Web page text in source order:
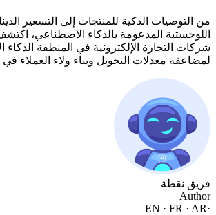
من التوصيات الذكية للمنتجات إلى التسعير
اللوجستية المدعومة بالذكاء الاصطناعي،
شركات التجارة الإلكترونية في المنطقة الذكاء
لمضاعفة معدلات التحويل وبناء ولاء العملاء في 2026.
فريق نقطة
Author
EN · FR · AR